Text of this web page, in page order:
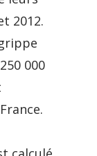
2012.
000